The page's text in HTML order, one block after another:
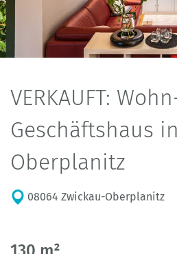
VERKAUFT:
Geschäftshaus
Oberplanitz
08064 Zwickau-Oberplanitz